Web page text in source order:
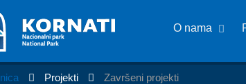
O nama
Projekti Završeni projekti